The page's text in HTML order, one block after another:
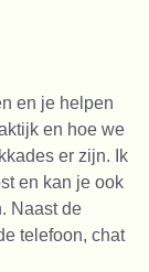
en je helpen
en hoe we
er zijn. Ik
en kan je ook
Naast de
telefoon, chat